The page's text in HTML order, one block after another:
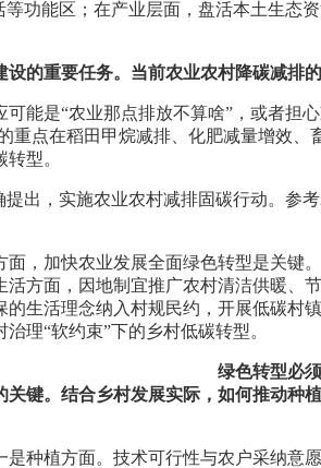
功能区；在产业层面，盘活本土生
的重要任务。当前农业农村降碳减
能是“农业那点排放不算啥”，或者
重点在稻田甲烷减排、化肥减量增效
型。
出，实施农业农村减排固碳行动。
，加快农业发展全面绿色转型是关
方面，因地制宜推广农村清洁供暖、
生活理念纳入村规民约，开展低碳
理“软约束”下的乡村低碳转型。
绿色转型必
键。结合乡村发展实际，如何推动
种植方面。技术可行性与农户采纳